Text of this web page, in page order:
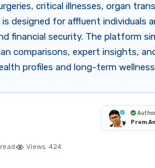
critical illnesses, organ
is designed for affluent individuals
financial security. The platform
comparisons, expert insights,
profiles and long-term
Author
Prem
Views: 424